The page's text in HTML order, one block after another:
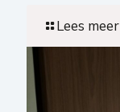
Lees meer